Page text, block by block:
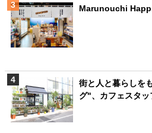
Marunouchi
街と人と暮らしを
グ"、カフェスタッ